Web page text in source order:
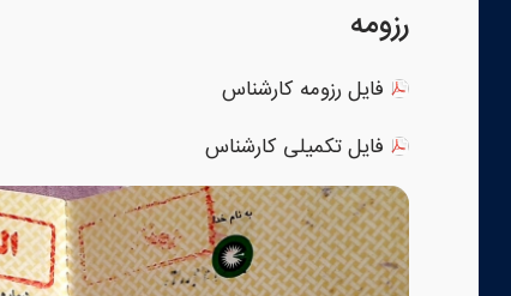
رزومه
فایل رزومه کارشناس
فایل تکمیلی کارشناس